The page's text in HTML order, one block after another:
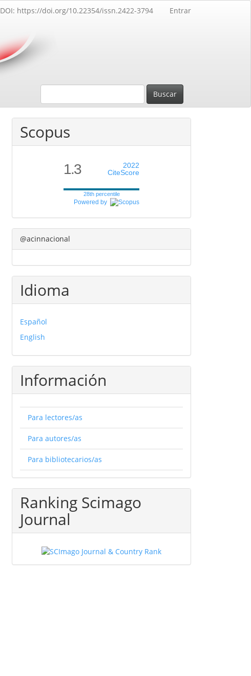
DOI: https://doi.org/10.22354/issn.2422-3794 Entrar
Buscar
Scopus
1.3
2022
CiteScore
28th percentile
Powered by
@acinnacional
Idioma
Español
English
Información
Para lectores/as
Para autores/as
Para bibliotecarios/as
Ranking Scimago
Journal